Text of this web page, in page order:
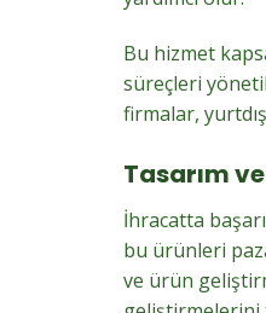
Bu hizmet
süreçleri
firmalar,
Tasarım
İhracatta
bu ürünleri
ve ürün